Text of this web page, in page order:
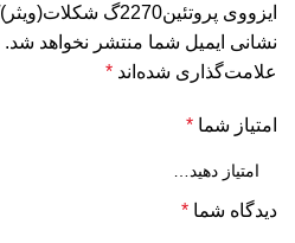
ایزووی پروتئین2270گ شکلات(ویثر)ک4”
نشانی ایمیل شما منتشر نخواهد شد.
علامت‌گذاری شده‌اند *
امتیاز شما *
دیدگاه شما *